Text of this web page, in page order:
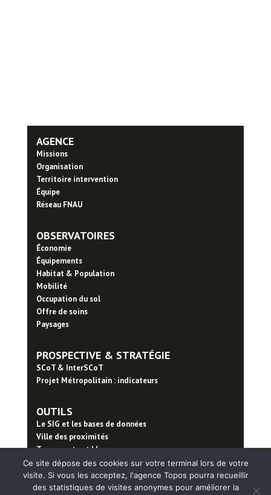
AGENCE
Missions
Organisation
Territoire intervention
Équipe
Réseau FNAU
OBSERVATOIRES
Économie
Équipements
Habitat & Population
Mobilité
Occupation du sol
Offre de soins
Paysages
PROSPECTIVE & STRATÉGIE
SCoT & InterSCoT
Projet Métropolitain : indicateurs
OUTILS
Le SIG et les bases de données
Ville des proximités
Trame verte et bleue
PUBLICATIONS
Ce site dépose des cookies sur votre terminal lors de votre
visite. Si vous les acceptez, l'agence Topos pourra recueillir
des statistiques de visites anonymes pour améliorer la